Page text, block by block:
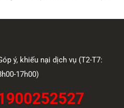
ý, khiếu nại dịch vụ (T2-T7:
17h00)